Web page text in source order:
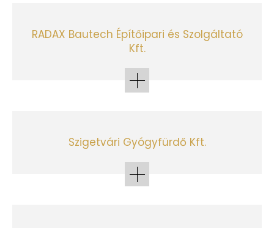
RADAX Bautech Építőipari és Szolgáltató
Kft.
Szigetvári Gyógyfürdő Kft.